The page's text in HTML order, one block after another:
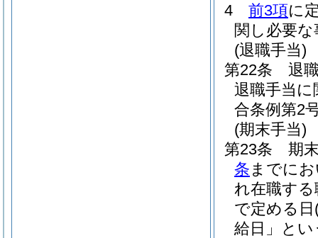
4
前3項に
関し必要
(退職手当)
第22条
退
退職手当
合条例第2
(期末手当)
第23条
期
条 までに
れ在職す
で定める日
給日」とい